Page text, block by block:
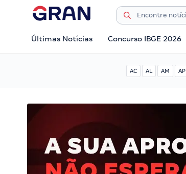
Últimas Notícias Concurso IBGE 2026
AC AL AM AP